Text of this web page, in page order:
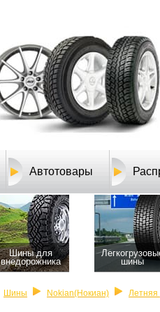
Автотовары
Шины для
внедорожника
шины
Шины Nokian(Нокиан) Летняя